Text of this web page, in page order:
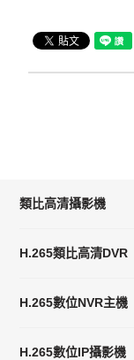
類比高清攝影機
H.265類比高清DVR
H.265數位NVR主機
H.265數位IP攝影機